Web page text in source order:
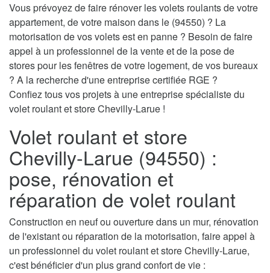
Vous prévoyez de faire rénover les volets roulants de votre
appartement, de votre maison dans le (94550) ? La
motorisation de vos volets est en panne ? Besoin de faire
appel à un professionnel de la vente et de la pose de
stores pour les fenêtres de votre logement, de vos bureaux
? A la recherche d'une entreprise certifiée RGE ?
Confiez tous vos projets à une entreprise spécialiste du
volet roulant et store Chevilly-Larue !
Volet roulant et store
Chevilly-Larue (94550) :
pose, rénovation et
réparation de volet roulant
Construction en neuf ou ouverture dans un mur, rénovation
de l'existant ou réparation de la motorisation, faire appel à
un professionnel du volet roulant et store Chevilly-Larue,
c'est bénéficier d'un plus grand confort de vie :